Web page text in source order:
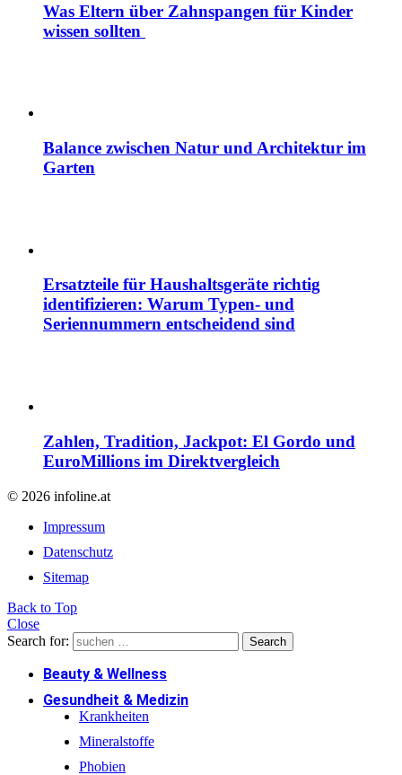
Was Eltern über Zahnspangen für Kinder
wissen sollten
Balance zwischen Natur und Architektur im
Garten
Ersatzteile für Haushaltsgeräte richtig
identifizieren: Warum Typen- und
Seriennummern entscheidend sind
Zahlen, Tradition, Jackpot: El Gordo und
EuroMillions im Direktvergleich
© 2026 infoline.at
Impressum
Datenschutz
Sitemap
Back to Top
Close
Search for:
Search
Beauty & Wellness
Gesundheit & Medizin
Krankheiten
Mineralstoffe
Phobien